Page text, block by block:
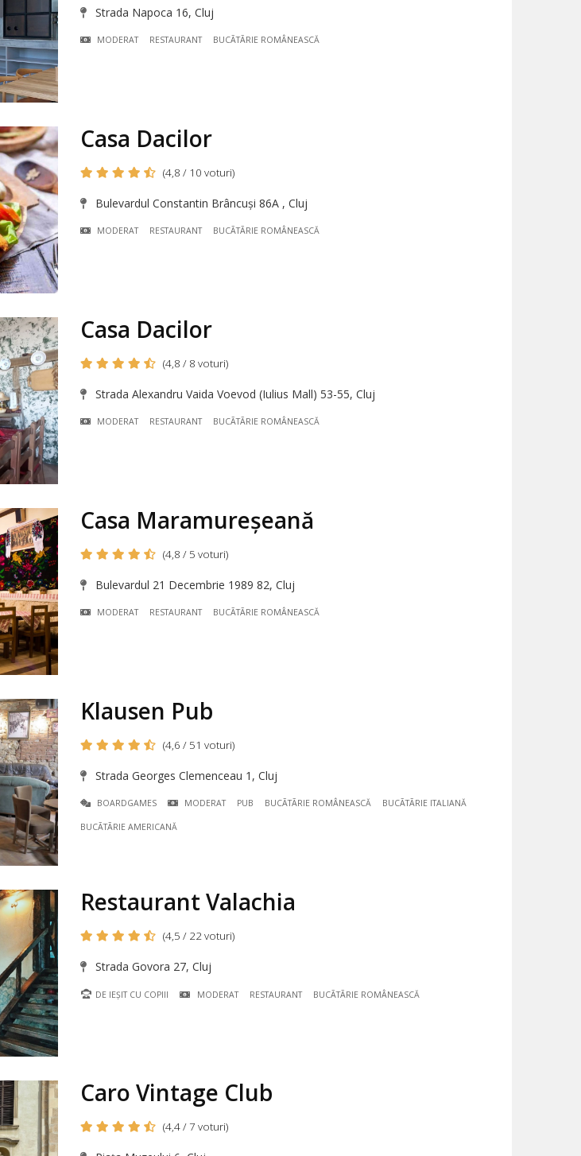
Strada Napoca 16, Cluj
MODERAT RESTAURANT BUCÃTÃRIE ROMÂNEASCĂ
Casa Dacilor
(4,8 / 10 voturi)
Bulevardul Constantin Brâncuşi 86A , Cluj
MODERAT RESTAURANT BUCÃTÃRIE ROMÂNEASCĂ
Casa Dacilor
(4,8 / 8 voturi)
Strada Alexandru Vaida Voevod (Iulius Mall) 53-55, Cluj
MODERAT RESTAURANT BUCÃTÃRIE ROMÂNEASCĂ
Casa Maramureșeană
(4,8 / 5 voturi)
Bulevardul 21 Decembrie 1989 82, Cluj
MODERAT RESTAURANT BUCÃTÃRIE ROMÂNEASCĂ
Klausen Pub
(4,6 / 51 voturi)
Strada Georges Clemenceau 1, Cluj
BOARDGAMES MODERAT PUB BUCÃTÃRIE ROMÂNEASCĂ BUCÃTÃRIE ITALIANĂ
BUCÃTÃRIE AMERICANĂ
Restaurant Valachia
(4,5 / 22 voturi)
Strada Govora 27, Cluj
DE IEȘIT CU COPIII MODERAT RESTAURANT BUCÃTÃRIE ROMÂNEASCĂ
Caro Vintage Club
(4,4 / 7 voturi)